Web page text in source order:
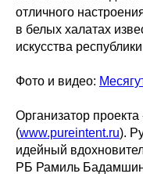
отличного
в белых халатах
искусства
Фото и видео:
Организатор
(www.pureintent.ru).
идейный
РБ Рамиль